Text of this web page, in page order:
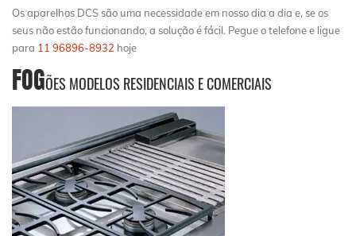
Os aparelhos DCS são uma necessidade em nosso dia a dia e, se os
seus não estão funcionando, a solução é fácil. Pegue o telefone e ligue
para 11 96896-8932 hoje
FOGÕES MODELOS RESIDENCIAIS E COMERCIAIS